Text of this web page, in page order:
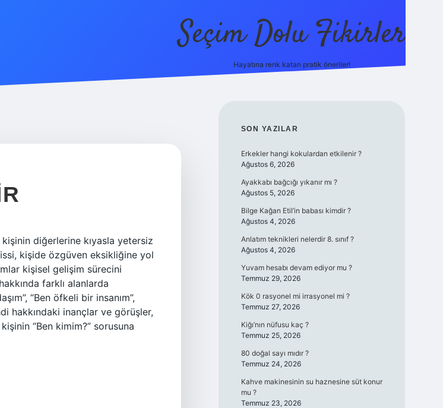
Seçim Dolu Fikirler
Hayatına renk katan pratik öneriler!
kişinin diğerlerine kıyasla yetersiz
kişide özgüven eksikliğine yol
kişisel gelişim sürecini
farklı alanlarda
“Ben öfkeli bir insanım”,
hakkındaki inançlar ve görüşler,
“Ben kimim?” sorusuna
SIDEBAR
SON YAZILAR
Erkekler hangi kokulardan etkilenir ?
Ağustos 6, 2026
Ayakkabı bağcığı yıkanır mı ?
Ağustos 5, 2026
Bilge Kağan Etil’in babası kimdir ?
Ağustos 4, 2026
Anlatım teknikleri nelerdir 8. sınıf ?
Ağustos 4, 2026
Yuvam hesabı devam ediyor mu ?
Temmuz 29, 2026
Kök 0 rasyonel mi irrasyonel mi ?
Temmuz 27, 2026
Kiğı’nın nüfusu kaç ?
Temmuz 25, 2026
80 doğal sayı mıdır ?
Temmuz 24, 2026
Kahve makinesinin su haznesine süt konur
mu ?
Temmuz 23, 2026